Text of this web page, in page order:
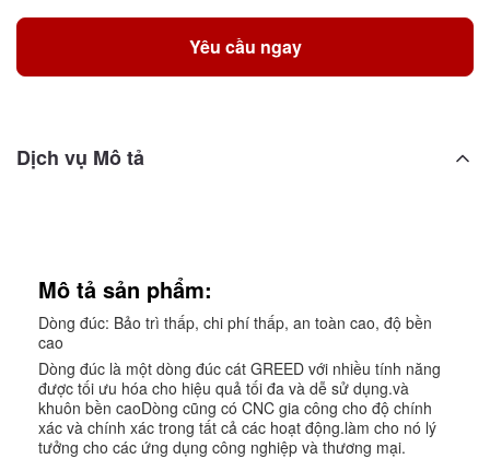
Yêu cầu ngay
Dịch vụ Mô tả
Mô tả sản phẩm:
Dòng đúc: Bảo trì thấp, chi phí thấp, an toàn cao, độ bền
cao
Dòng đúc là một dòng đúc cát GREED với nhiều tính năng
được tối ưu hóa cho hiệu quả tối đa và dễ sử dụng.và
khuôn bền caoDòng cũng có CNC gia công cho độ chính
xác và chính xác trong tất cả các hoạt động.làm cho nó lý
tưởng cho các ứng dụng công nghiệp và thương mại.